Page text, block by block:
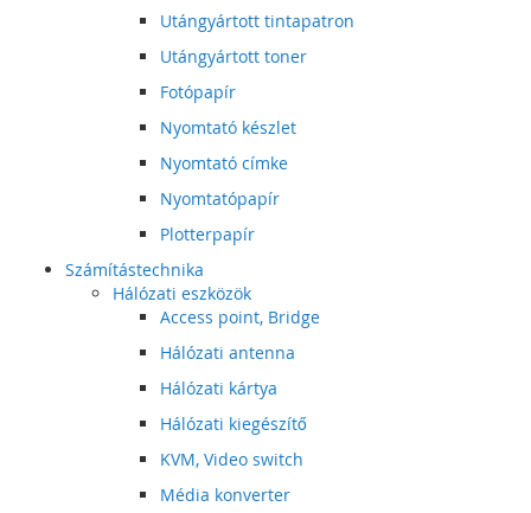
Utángyártott tintapatron
Utángyártott toner
Fotópapír
Nyomtató készlet
Nyomtató címke
Nyomtatópapír
Plotterpapír
Számítástechnika
Hálózati eszközök
Access point, Bridge
Hálózati antenna
Hálózati kártya
Hálózati kiegészítő
KVM, Video switch
Média konverter